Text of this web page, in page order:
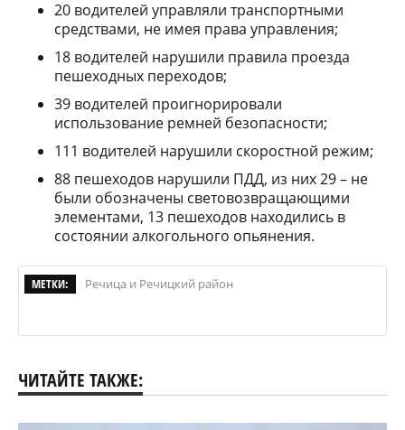
20 водителей управляли транспортными
средствами, не имея права управления;
18 водителей нарушили правила проезда
пешеходных переходов;
39 водителей проигнорировали
использование ремней безопасности;
111 водителей нарушили скоростной режим;
88 пешеходов нарушили ПДД, из них 29 – не
были обозначены световозвращающими
элементами, 13 пешеходов находились в
состоянии алкогольного опьянения.
МЕТКИ: Речица и Речицкий район
ЧИТАЙТЕ ТАКЖЕ: